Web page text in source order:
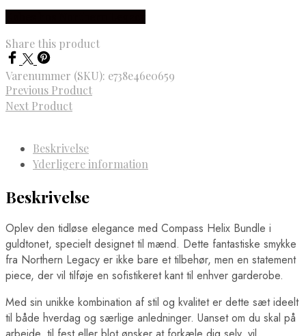
Share this product
Varenummer (SKU): e738e46e0659
Previous Product
Next Product
Beskrivelse
Yderligere information
Beskrivelse
Oplev den tidløse elegance med Compass Helix Bundle i
guldtonet, specielt designet til mænd. Dette fantastiske smykke
fra Northern Legacy er ikke bare et tilbehør, men en statement
piece, der vil tilføje en sofistikeret kant til enhver garderobe.
Med sin unikke kombination af stil og kvalitet er dette sæt ideelt
til både hverdag og særlige anledninger. Uanset om du skal på